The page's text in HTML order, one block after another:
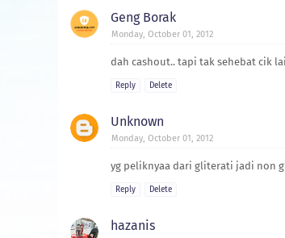
Geng Borak
Monday, October 01, 2012
dah cashout.. tapi tak sehebat cik
Reply Delete
Unknown
Monday, October 01, 2012
yg peliknyaa dari gliterati jadi non
Reply Delete
hazanis